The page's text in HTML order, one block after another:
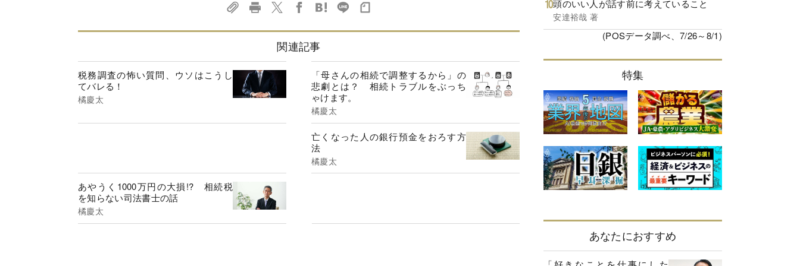
関連記事
税務調査の怖い質問、ウソはこうし
てバレる！
橘慶太
「母さんの相続で調整するから」の
悲劇とは？ 相続トラブルをぶっち
ゃけます。
橘慶太
亡くなった人の銀行預金をおろす方
法
橘慶太
あやうく1000万円の大損!? 相続税
を知らない司法書士の話
橘慶太
頭のいい人が話す前に考えていること
安達裕哉 著
(POSデータ調べ、7/26～8/1)
特集
あなたにおすすめ